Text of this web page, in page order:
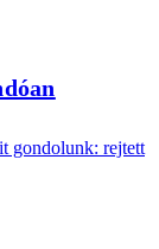
gondolunk: rejtett